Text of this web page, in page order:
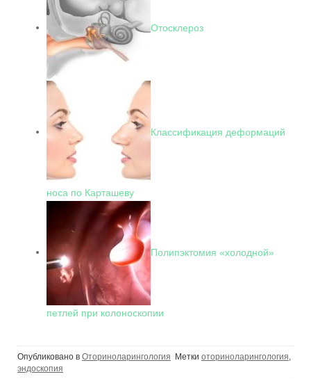
Отосклероз
Классификация деформаций
носа по Карташеву
Полипэктомия «холодной»
петлей при колоноскопии
Опубликовано в Оториноларингология Метки оториноларингология
эндоскопия